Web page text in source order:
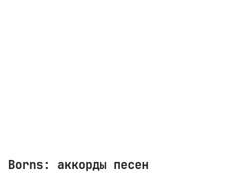
Borns: аккорды песен